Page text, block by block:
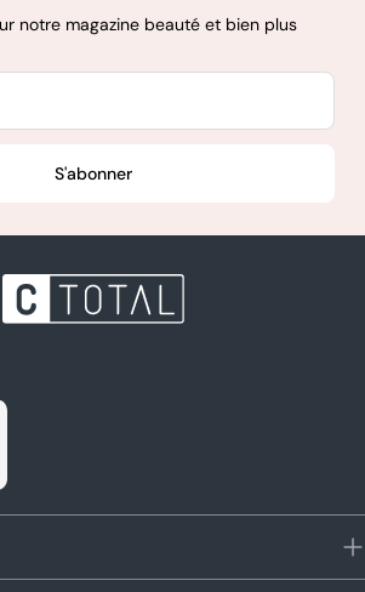
notre magazine beauté et bien plus
S'abonner